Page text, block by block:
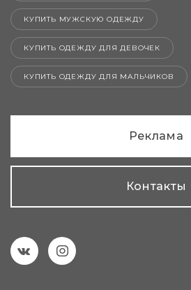
КУПИТЬ МУЖСКУЮ ОДЕЖДУ
КУПИТЬ ОДЕЖДУ ДЛЯ ДЕВОЧЕК
КУПИТЬ ОДЕЖДУ ДЛЯ МАЛЬЧИКОВ
Реклама
Контакты